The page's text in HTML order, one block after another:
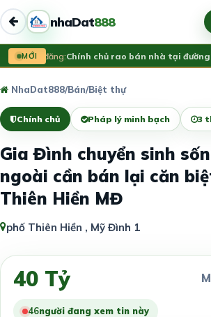
nhaDat888
MỚI
Vừa đăng:Chính chủ rao bán nhà tại đường
NhaDat888/Bán/Biệt thự
Chính chủ Pháp lý minh bạch 3
Gia Đình chuyển sinh
ngoài cần bán lại căn
Thiên Hiền MĐ
phố Thiên Hiền , Mỹ Đình 1
40 Tỷ
46người đang xem tin này